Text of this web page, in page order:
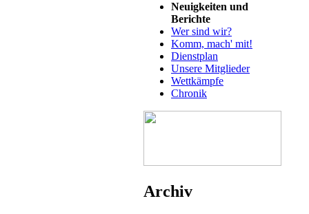
Neuigkeiten und
Berichte
Wer sind wir?
Komm, mach' mit!
Dienstplan
Unsere Mitglieder
Wettkämpfe
Chronik
Archiv